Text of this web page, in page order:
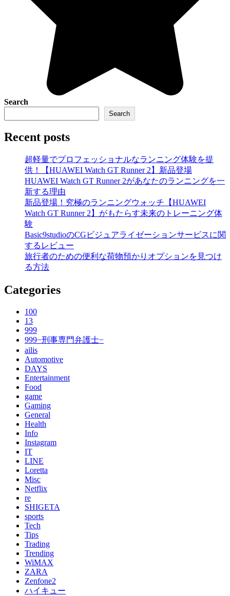
Search
Search
Recent posts
超軽量でプロフェッショナルなランニング体験を提
供！【HUAWEI Watch GT Runner 2】新品登場
HUAWEI Watch GT Runner 2があなたのランニングを一
新する理由
新品登場！究極のランニングウォッチ【HUAWEI
Watch GT Runner 2】がもたらす未来のトレーニング体
験
Basic9studioのCGビジュアライゼーションサービスに関
するレビュー
旅行者のための便利な荷物預かりオプションを見つけ
る方法
Categories
100
13
999
999−刑事専門弁護士−
ailis
Automotive
DAYS
Entertainment
Food
game
Gaming
General
Health
Info
Instagram
IT
LINE
Loretta
Misc
Netflix
re
SHIGETA
sports
Tech
Tips
Trading
Trending
WiMAX
ZARA
Zenfone2
ハイキュー